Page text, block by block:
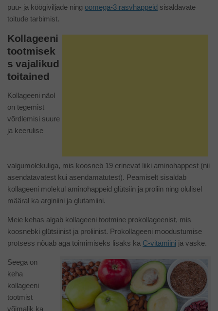
puu- ja köögiviljade ning oomega-3 rasvhappeid sisaldavate
toitude tarbimist.
Kollageeni
tootmisek
s vajalikud
toitained
Kollageeni näol
on tegemist
võrdlemisi suure
ja keerulise
valgumolekuliga, mis koosneb 19 erinevat liiki aminohappest (nii
asendatavatest kui asendamatutest). Peamiselt sisaldab
kollageeni molekul aminohappeid glütsiin ja proliin ning olulisel
määral ka arginiini ja glutamiini.
Meie kehas algab kollageeni tootmine prokollageenist, mis
koosnebki glütsiinist ja proliinist. Prokollageeni moodustumise
protsess nõuab aga toimimiseks lisaks ka C-vitamiini ja vaske.
Seega on
keha
kollageeni
tootmist
võimalik ka